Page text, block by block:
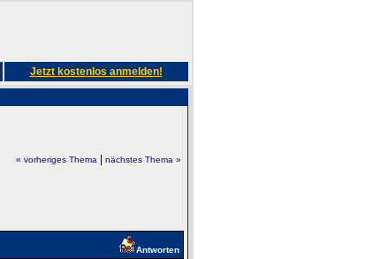
Jetzt kostenlos anmelden!
« vorheriges Thema| nächstes Thema »
Antworten